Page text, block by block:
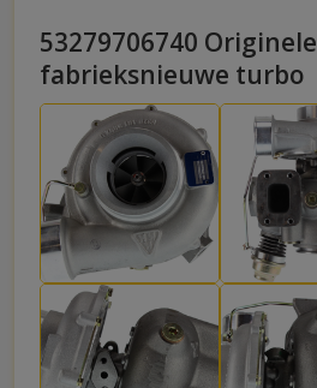
53279706740 Originele
fabrieksnieuwe turbo